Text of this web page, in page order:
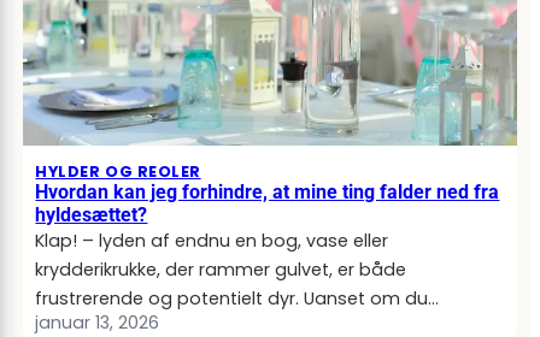
HYLDER OG REOLER
Hvordan kan jeg forhindre, at mine ting falder ned fra
hyldesættet?
Klap! – lyden af endnu en bog, vase eller
krydderikrukke, der rammer gulvet, er både
frustrerende og potentielt dyr. Uanset om du…
januar 13, 2026